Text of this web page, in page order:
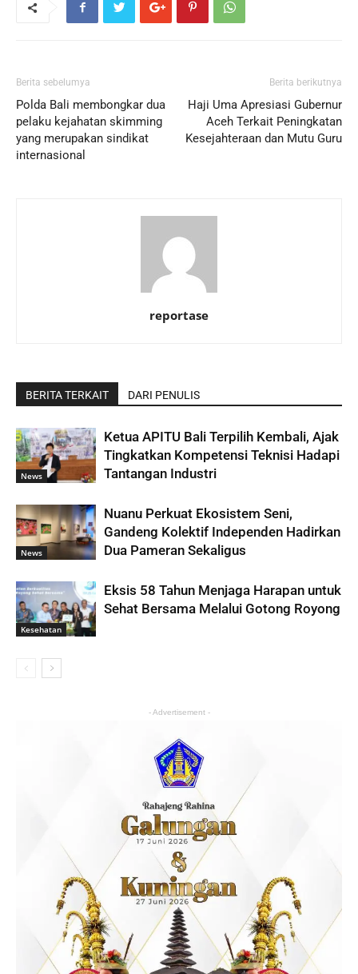
Berita sebelumya
Polda Bali membongkar dua
pelaku kejahatan skimming
yang merupakan sindikat
internasional
Berita berikutnya
Haji Uma Apresiasi Gubernur
Aceh Terkait Peningkatan
Kesejahteraan dan Mutu Guru
reportase
BERITA TERKAIT DARI PENULIS
News
Ketua APITU Bali Terpilih Kembali, Ajak
Tingkatkan Kompetensi Teknisi Hadapi
Tantangan Industri
News
Nuanu Perkuat Ekosistem Seni,
Gandeng Kolektif Independen Hadirkan
Dua Pameran Sekaligus
Kesehatan
Eksis 58 Tahun Menjaga Harapan untuk
Sehat Bersama Melalui Gotong Royong
- Advertisement -